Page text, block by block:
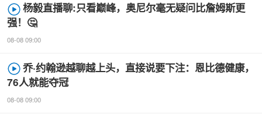
杨毅直播聊:只看巅峰，奥尼尔毫无疑问比詹姆斯更
强！🤔
08-08 09:00
乔·约翰逊越聊越上头，直接说要下注：恩比德健康，
76人就能夺冠
08-08 09:00